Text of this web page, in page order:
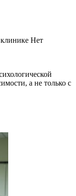
а не только с